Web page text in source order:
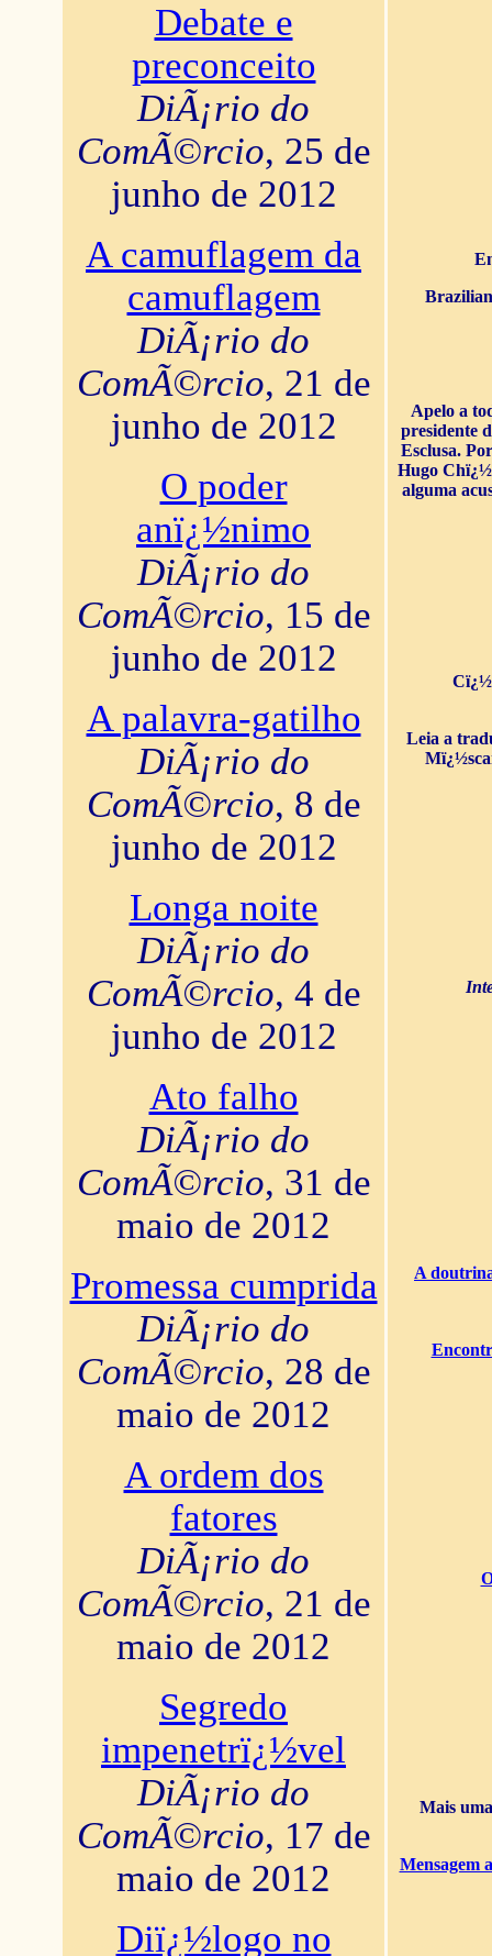
Debate e
preconceito
DiÃ¡rio do
ComÃ©rcio, 25 de
junho de 2012
A camuflagem da
camuflagem
DiÃ¡rio do
ComÃ©rcio, 21 de
junho de 2012
O poder
anï¿½nimo
DiÃ¡rio do
ComÃ©rcio, 15 de
junho de 2012
A palavra-gatilho
DiÃ¡rio do
ComÃ©rcio, 8 de
junho de 2012
Longa noite
DiÃ¡rio do
ComÃ©rcio, 4 de
junho de 2012
Ato falho
DiÃ¡rio do
ComÃ©rcio, 31 de
maio de 2012
Promessa cumprida
DiÃ¡rio do
ComÃ©rcio, 28 de
maio de 2012
A ordem dos
fatores
DiÃ¡rio do
ComÃ©rcio, 21 de
maio de 2012
Segredo
impenetrï¿½vel
DiÃ¡rio do
ComÃ©rcio, 17 de
maio de 2012
Diï¿½logo no
Apelo a
presidente
Esclusa.
Hugo
alguma
Leia a
A
Mais
Mensagem